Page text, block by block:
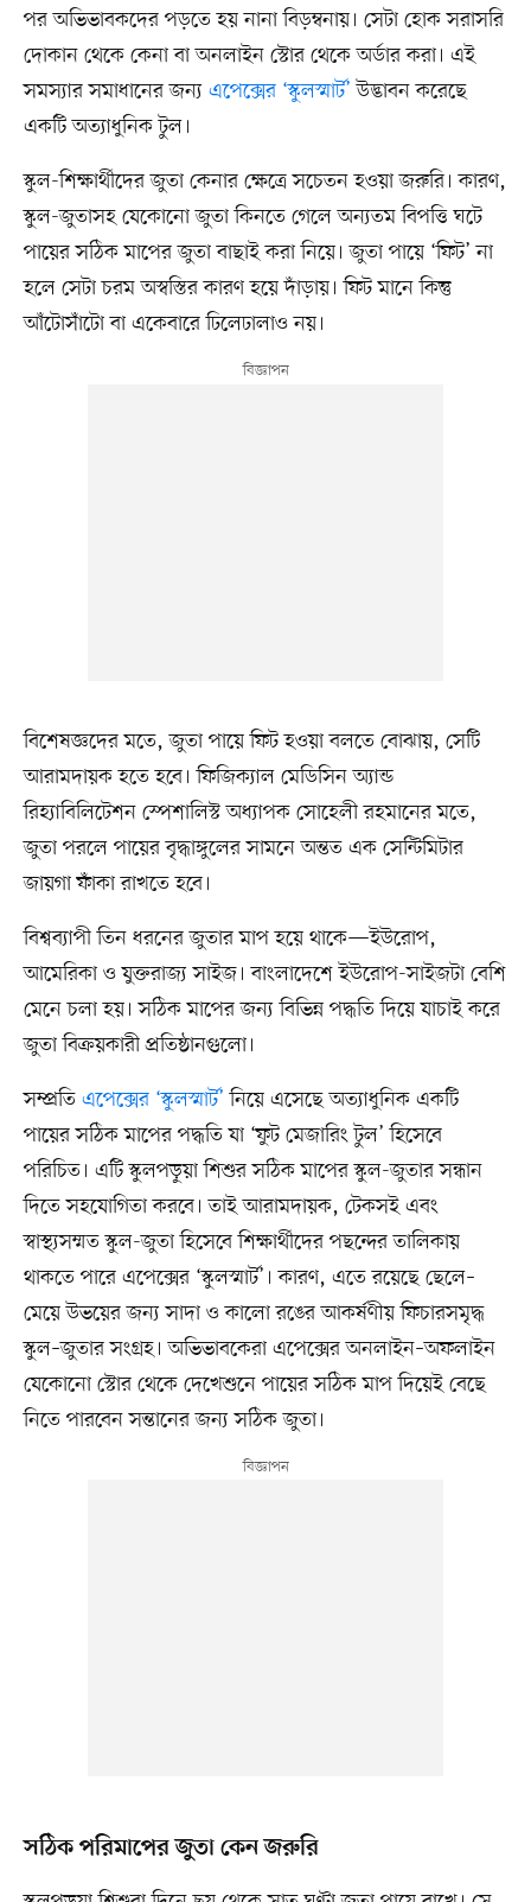
পর অভিভাবকদের পড়তে হয় নানা বিড়ম্বনায়। সেটা হোক সরাসরি
দোকান থেকে কেনা বা অনলাইন স্টোর থেকে অর্ডার করা। এই
সমস্যার সমাধানের জন্য এপেক্সের ‘স্কুলস্মার্ট’ উদ্ভাবন করেছে
একটি অত্যাধুনিক টুল।
স্কুল-শিক্ষার্থীদের জুতা কেনার ক্ষেত্রে সচেতন হওয়া জরুরি। কারণ,
স্কুল-জুতাসহ যেকোনো জুতা কিনতে গেলে অন্যতম বিপত্তি ঘটে
পায়ের সঠিক মাপের জুতা বাছাই করা নিয়ে। জুতা পায়ে ‘ফিট’ না
হলে সেটা চরম অস্বস্তির কারণ হয়ে দাঁড়ায়। ফিট মানে কিন্তু
আঁটোসাঁটো বা একেবারে ঢিলেঢালাও নয়।
বিশেষজ্ঞদের মতে, জুতা পায়ে ফিট হওয়া বলতে বোঝায়, সেটি
আরামদায়ক হতে হবে। ফিজিক্যাল মেডিসিন অ্যান্ড
রিহ্যাবিলিটেশন স্পেশালিস্ট অধ্যাপক সোহেলী রহমানের মতে,
জুতা পরলে পায়ের বৃদ্ধাঙ্গুলের সামনে অন্তত এক সেন্টিমিটার
জায়গা ফাঁকা রাখতে হবে।
বিশ্বব্যাপী তিন ধরনের জুতার মাপ হয়ে থাকে—ইউরোপ,
আমেরিকা ও যুক্তরাজ্য সাইজ। বাংলাদেশে ইউরোপ-সাইজটা বেশি
মেনে চলা হয়। সঠিক মাপের জন্য বিভিন্ন পদ্ধতি দিয়ে যাচাই করে
জুতা বিক্রয়কারী প্রতিষ্ঠানগুলো।
সম্প্রতি এপেক্সের ‘স্কুলস্মার্ট’ নিয়ে এসেছে অত্যাধুনিক একটি
পায়ের সঠিক মাপের পদ্ধতি যা ‘ফুট মেজারিং টুল’ হিসেবে
পরিচিত। এটি স্কুলপড়ুয়া শিশুর সঠিক মাপের স্কুল-জুতার সন্ধান
দিতে সহযোগিতা করবে। তাই আরামদায়ক, টেকসই এবং
স্বাস্থ্যসম্মত স্কুল-জুতা হিসেবে শিক্ষার্থীদের পছন্দের তালিকায়
থাকতে পারে এপেক্সের ‘স্কুলস্মার্ট’। কারণ, এতে রয়েছে ছেলে–
মেয়ে উভয়ের জন্য সাদা ও কালো রঙের আকর্ষণীয় ফিচারসমৃদ্ধ
স্কুল–জুতার সংগ্রহ। অভিভাবকেরা এপেক্সের অনলাইন–অফলাইন
যেকোনো স্টোর থেকে দেখেশুনে পায়ের সঠিক মাপ দিয়েই বেছে
নিতে পারবেন সন্তানের জন্য সঠিক জুতা।
সঠিক পরিমাপের জুতা কেন জরুরি